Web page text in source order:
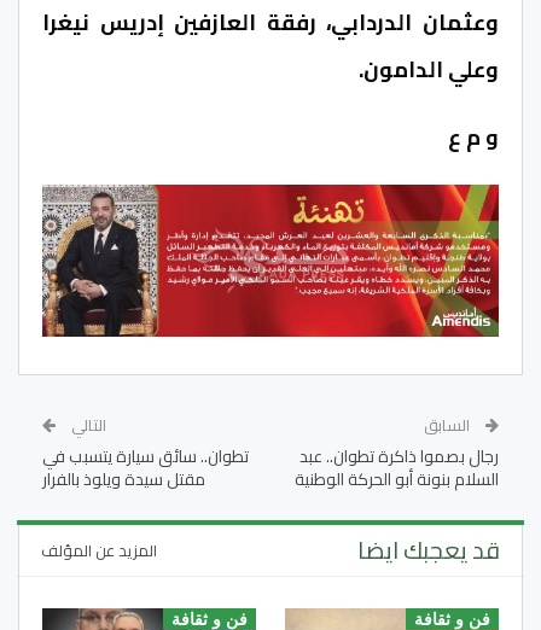
وعثمان الدردابي، رفقة العازفين إدريس نيغرا
وعلي الدامون.
و م ع
السابق
رجال بصموا ذاكرة تطوان.. عبد
السلام بنونة أبو الحركة الوطنية
التالي
تطوان.. سائق سيارة يتسبب في
مقتل سيدة ويلوذ بالفرار
قد يعجبك ايضا المزيد عن المؤلف
فن و ثقافة فن و ثقافة